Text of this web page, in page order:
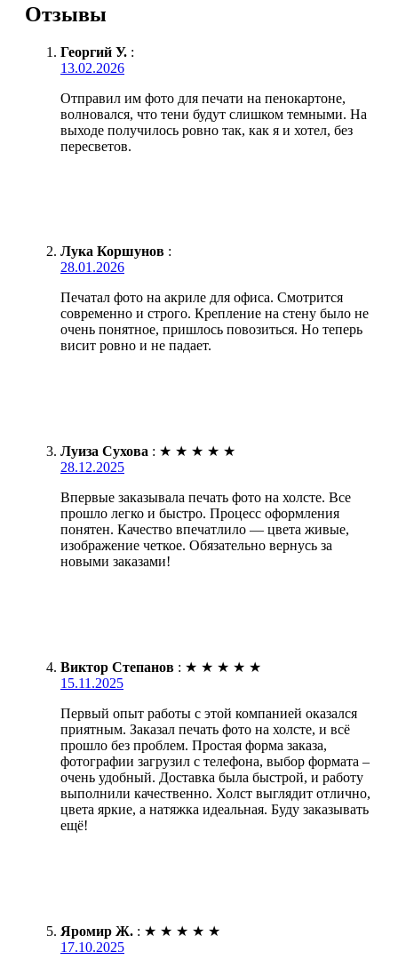
Отзывы
Георгий У. :
13.02.2026
Отправил им фото для печати на пенокартоне,
волновался, что тени будут слишком темными. На
выходе получилось ровно так, как я и хотел, без
пересветов.
Лука Коршунов :
28.01.2026
Печатал фото на акриле для офиса. Смотрится
современно и строго. Крепление на стену было не
очень понятное, пришлось повозиться. Но теперь
висит ровно и не падает.
Луиза Сухова : ★ ★ ★ ★ ★
28.12.2025
Впервые заказывала печать фото на холсте. Все
прошло легко и быстро. Процесс оформления
понятен. Качество впечатлило — цвета живые,
изображение четкое. Обязательно вернусь за
новыми заказами!
Виктор Степанов : ★ ★ ★ ★ ★
15.11.2025
Первый опыт работы с этой компанией оказался
приятным. Заказал печать фото на холсте, и всё
прошло без проблем. Простая форма заказа,
фотографии загрузил с телефона, выбор формата –
очень удобный. Доставка была быстрой, и работу
выполнили качественно. Холст выглядит отлично,
цвета яркие, а натяжка идеальная. Буду заказывать
ещё!
Яромир Ж. : ★ ★ ★ ★ ★
17.10.2025